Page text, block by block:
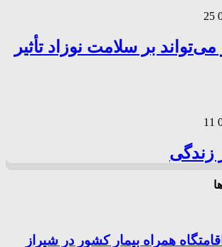
25
می‌تواند بر سلامت نوزاد تأثیر
11
زندگی
همراه بیمار کشور در شیراز